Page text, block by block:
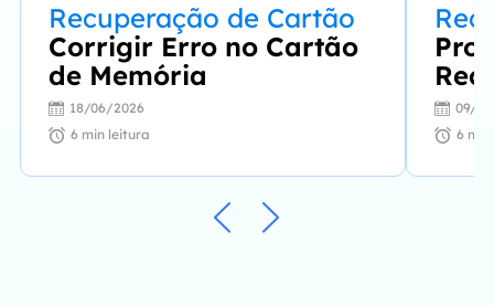
Recuperação de Cartão
Corrigir Erro no Cartão
de Memória
18/06/2026
6 min leitura
09/
6